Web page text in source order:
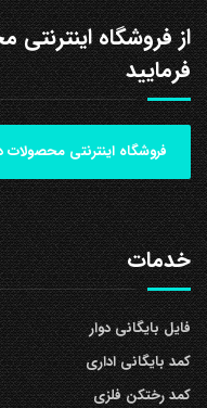
از فروشگاه
فرمایید
فروشگاه اینترنتی
خدمات
فایل بایگانی دوار
کمد بایگانی اداری
کمد رختکن فلزی